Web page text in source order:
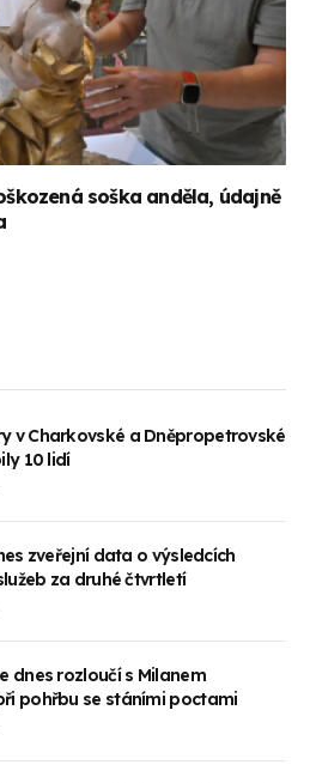
soška anděla, údajně
v Charkovské a Dněpropetrovské
10 lidí
zveřejní data o výsledcích
za druhé čtvrtletí
dnes rozloučí s Milanem
pohřbu se stáními poctami